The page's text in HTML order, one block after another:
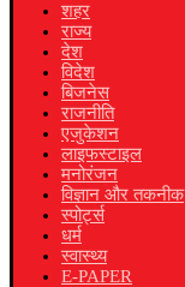
शहर
राज्य
देश
विदेश
बिजनेस
राजनीति
एजुकेशन
लाइफस्टाइल
मनोरंजन
विज्ञान और तकनीक
स्पोर्ट्स
धर्म
स्वास्थ्य
E-PAPER